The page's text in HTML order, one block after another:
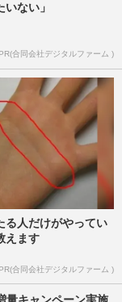
ない」
PR(合同会社デジタルファーム )
る人だけがやってい
えます
PR(合同会社デジタルファーム )
量キャンペーン実施